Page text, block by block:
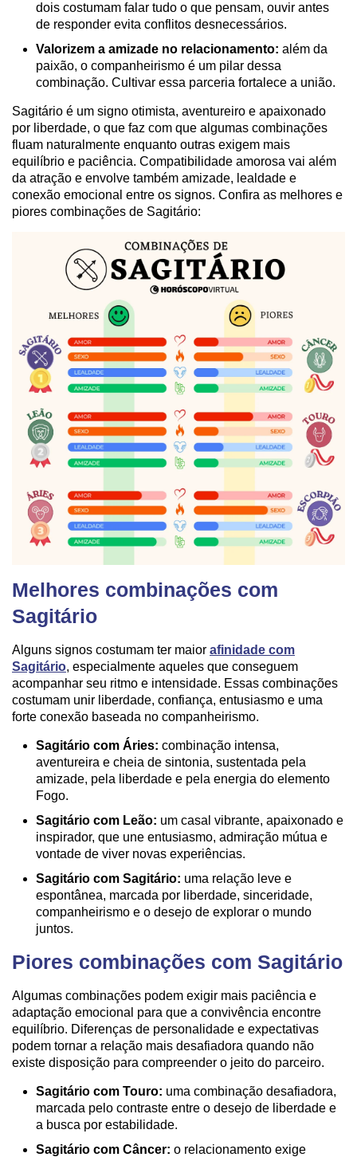
dois costumam falar tudo o que pensam, ouvir antes
de responder evita conflitos desnecessários.
Valorizem a amizade no relacionamento: além da
paixão, o companheirismo é um pilar dessa
combinação. Cultivar essa parceria fortalece a união.
Sagitário é um signo otimista, aventureiro e apaixonado
por liberdade, o que faz com que algumas combinações
fluam naturalmente enquanto outras exigem mais
equilíbrio e paciência. Compatibilidade amorosa vai além
da atração e envolve também amizade, lealdade e
conexão emocional entre os signos. Confira as melhores e
piores combinações de Sagitário:
Melhores combinações com
Sagitário
Alguns signos costumam ter maior afinidade com
Sagitário, especialmente aqueles que conseguem
acompanhar seu ritmo e intensidade. Essas combinações
costumam unir liberdade, confiança, entusiasmo e uma
forte conexão baseada no companheirismo.
Sagitário com Áries: combinação intensa,
aventureira e cheia de sintonia, sustentada pela
amizade, pela liberdade e pela energia do elemento
Fogo.
Sagitário com Leão: um casal vibrante, apaixonado e
inspirador, que une entusiasmo, admiração mútua e
vontade de viver novas experiências.
Sagitário com Sagitário: uma relação leve e
espontânea, marcada por liberdade, sinceridade,
companheirismo e o desejo de explorar o mundo
juntos.
Piores combinações com Sagitário
Algumas combinações podem exigir mais paciência e
adaptação emocional para que a convivência encontre
equilíbrio. Diferenças de personalidade e expectativas
podem tornar a relação mais desafiadora quando não
existe disposição para compreender o jeito do parceiro.
Sagitário com Touro: uma combinação desafiadora,
marcada pelo contraste entre o desejo de liberdade e
a busca por estabilidade.
Sagitário com Câncer: o relacionamento exige